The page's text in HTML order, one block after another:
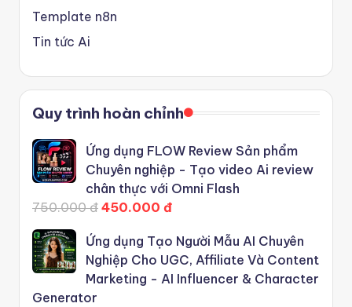
Template n8n
Tin tức Ai
Quy trình hoàn chỉnh
Ứng dụng FLOW Review Sản phẩm
Chuyên nghiệp - Tạo video Ai review
chân thực với Omni Flash
750.000 đ 450.000 đ
Ứng dụng Tạo Người Mẫu AI Chuyên
Nghiệp Cho UGC, Affiliate Và Content
Marketing - AI Influencer & Character
Generator